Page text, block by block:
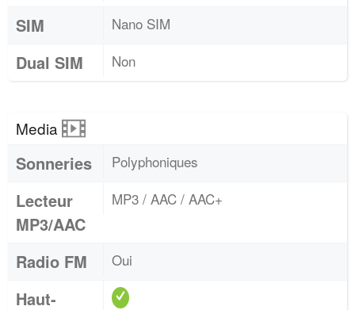
SIM Nano SIM
Dual SIM Non
Media
Sonneries Polyphoniques
Lecteur
MP3/AAC
MP3 / AAC / AAC+
Radio FM Oui
Haut-